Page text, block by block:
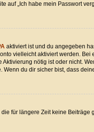
auf „Ich habe mein Passwort
aktiviert ist und du angegeben
vielleicht aktiviert werden. Bei
nötig ist oder nicht.
du dir sicher bist, dass
für längere Zeit keine Beiträge